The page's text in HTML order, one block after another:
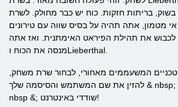
בשוק, בריתות חזקות. כוח יש כבר מחולק. לשרת
מטמון, אתה תהיה על בסיס שווה עם טירונים
לכבוש את תהילת הפיראט האימתנית. ואז אתה
מנסה את הכוח וLieberthal.
המשעממים מאחורי, לבחור שרת משחק,
להזין את שם המשתמש והסיסמה שלך & nbsp; ואומץ להתחיל לשחק
nbsp &; שודדי באינטרנט!